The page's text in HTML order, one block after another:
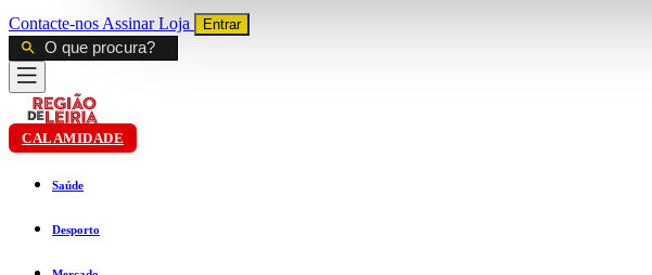
Contacte-nos AssinarLoja Entrar
CALAMIDADE
Saúde
Desporto